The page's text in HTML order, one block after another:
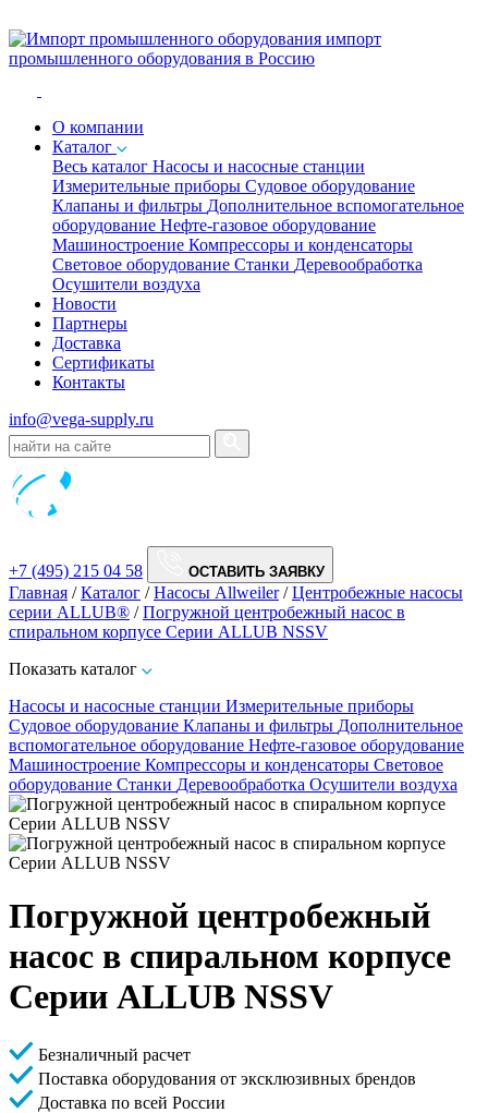
импорт
промышленного оборудования в Россию
O компании
Каталог
Весь каталог Насосы и насосные станции
Измерительные приборы Судовое оборудование
Клапаны и фильтры Дополнительное вспомогательное
оборудование Нефте-газовое оборудование
Машиностроение Компрессоры и конденсаторы
Световое оборудование Станки Деревообработка
Осушители воздуха
Новости
Партнеры
Доставка
Сертификаты
Контакты
info@vega-supply.ru
+7 (495) 215 04 58 ОСТАВИТЬ ЗАЯВКУ
Главная /Каталог /Насосы Allweiler/Центробежные насосы
серии ALLUB® /Погружной центробежный насос в
спиральном корпусе Серии ALLUB NSSV
Показать каталог
Насосы и насосные станции Измерительные приборы
Судовое оборудование Клапаны и фильтры Дополнительное
вспомогательное оборудование Нефте-газовое оборудование
Машиностроение Компрессоры и конденсаторы Световое
оборудование Станки Деревообработка Осушители воздуха
Погружной центробежный
насос в спиральном корпусе
Серии ALLUB NSSV
Безналичный расчет
Поставка оборудования от эксклюзивных брендов
Доставка по всей России